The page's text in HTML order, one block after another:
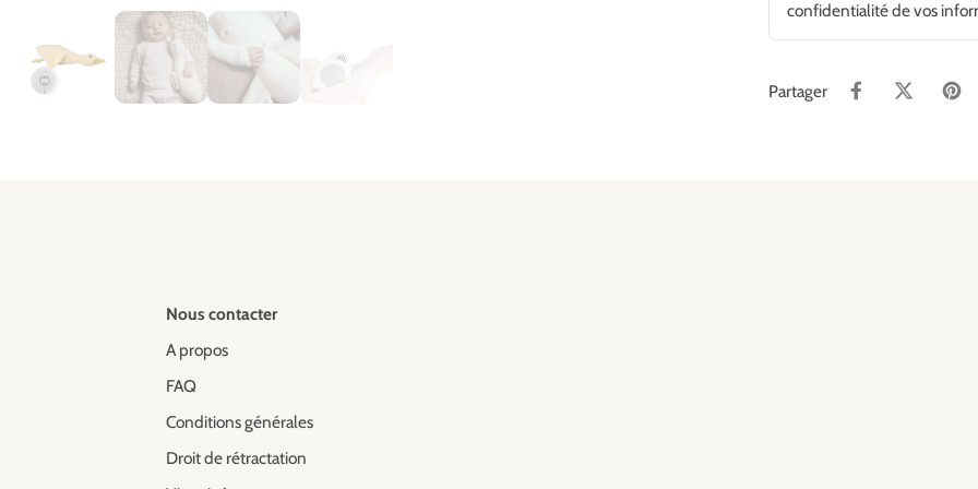
confidentialité de vos
Partager
Nous contacter
A propos
FAQ
Conditions générales
Droit de rétractation